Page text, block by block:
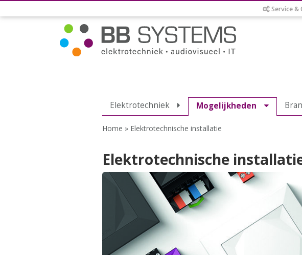
Service &
Elektrotechniek Mogelijkheden
Home » Elektrotechnische installatie
Elektrotechnische